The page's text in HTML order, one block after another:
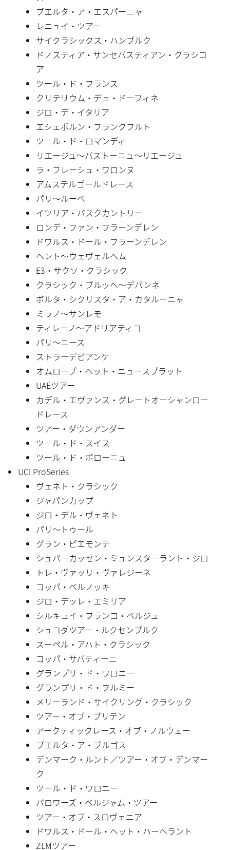
ブエルタ・ア・エスパーニャ
レニュイ・ツアー
サイクラシックス・ハンブルク
ドノスティア・サンセバスティアン・クラシコ
ア
ツール・ド・フランス
クリテリウム・デュ・ドーフィネ
ジロ・デ・イタリア
エシェボルン・フランクフルト
ツール・ド・ロマンディ
リエージュ〜バストーニュ〜リエージュ
ラ・フレーシュ・ワロンヌ
アムステルゴールドレース
パリ〜ルーベ
イツリア・バスクカントリー
ロンデ・ファン・フラーンデレン
ドワルス・ドール・フラーンデレン
ヘント〜ウェヴェルヘム
E3・サクソ・クラシック
クラシック・ブルッヘ〜デパンネ
ボルタ・シクリスタ・ア・カタルーニャ
ミラノ〜サンレモ
ティレーノ〜アドリアティコ
パリ〜ニース
ストラーデビアンケ
オムロープ・ヘット・ニュースブラット
UAEツアー
カデル・エヴァンス・グレートオーシャンロー
ドレース
ツアー・ダウンアンダー
ツール・ド・スイス
ツール・ド・ポローニュ
UCI ProSeries
ヴェネト・クラシック
ジャパンカップ
ジロ・デル・ヴェネト
パリ〜トゥール
グラン・ピエモンテ
シュパーカッセン・ミュンスターラント・ジロ
トレ・ヴァッリ・ヴァレジーネ
コッパ・ベルノッキ
ジロ・デッレ・エミリア
シルキュイ・フランコ・ベルジュ
シュコダツアー・ルクセンブルク
スーペル・アハト・クラシック
コッパ・サバティーニ
グランプリ・ド・ワロニー
グランプリ・ド・フルミー
メリーランド・サイクリング・クラシック
ツアー・オブ・ブリテン
アークティックレース・オブ・ノルウェー
ブエルタ・ア・ブルゴス
デンマーク・ルント／ツアー・オブ・デンマー
ク
ツール・ド・ワロニー
バロワーズ・ベルジャム・ツアー
ツアー・オブ・スロヴェニア
ドワルス・ドール・ヘット・ハーヘラント
ZLMツアー